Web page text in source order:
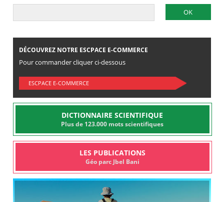
DÉCOUVREZ NOTRE ESCPACE E-COMMERCE
Pour commander cliquer ci-dessous
ESCPACE E-COMMERCE
DICTIONNAIRE SCIENTIFIQUE
Plus de 123.000 mots scientifiques
LES PUBLICATIONS
Géo parc Jbel Bani